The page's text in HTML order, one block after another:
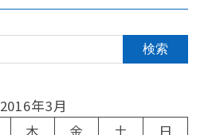
2016年3月
木 金 土
日